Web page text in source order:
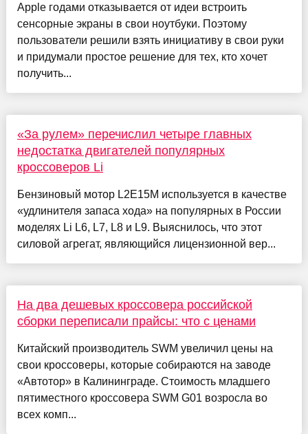
Apple годами отказывается от идеи встроить
сенсорные экраны в свои ноутбуки. Поэтому
пользователи решили взять инициативу в свои руки
и придумали простое решение для тех, кто хочет
получить...
«За рулем» перечислил четыре главных
недостатка двигателей популярных
кроссоверов Li
Бензиновый мотор L2E15M используется в качестве
«удлинителя запаса хода» на популярных в России
моделях Li L6, L7, L8 и L9. Выяснилось, что этот
силовой агрегат, являющийся лицензионной вер...
На два дешевых кроссовера российской
сборки переписали прайсы: что с ценами
Китайский производитель SWM увеличил цены на
свои кроссоверы, которые собираются на заводе
«Автотор» в Калининграде. Стоимость младшего
пятиместного кроссовера SWM G01 возросла во
всех комп...